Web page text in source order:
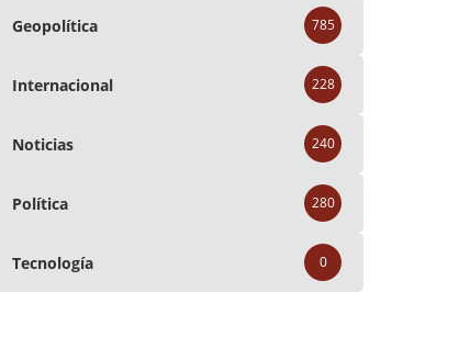
Geopolítica 785
Internacional 228
Noticias 240
Política 280
Tecnología 0